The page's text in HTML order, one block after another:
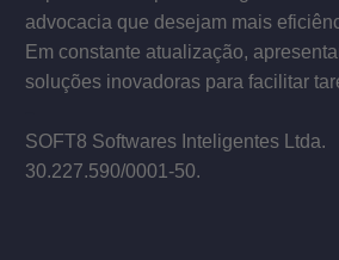
advocacia que desejam mais
Em constante atualização,
soluções inovadoras para facilitar
SOFT8 Softwares Inteligentes Ltda.
30.227.590/0001­-50.